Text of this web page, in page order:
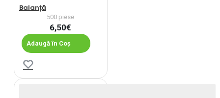
Balanță
500 piese
6,50€
Adaugă în Coș